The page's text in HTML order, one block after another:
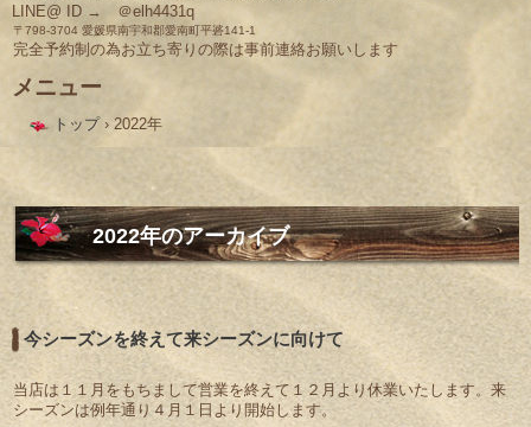
LINE@ ID → ＠elh4431q
〒798-3704 愛媛県南宇和郡愛南町平碆141-1
完全予約制の為お立ち寄りの際は事前連絡お願いします
メニュー
へ
ス
キ
ッ
プ
トップ › 2022年
2022年のアーカイブ
今シーズンを終えて来シーズンに向けて
当店は１１月をもちまして営業を終えて１２月より休業いたします。来
シーズンは例年通り４月１日より開始します。